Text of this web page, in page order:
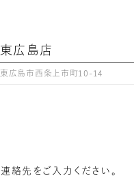
東広島店
東広島市西条上市町10-14
絡先をご入力ください。